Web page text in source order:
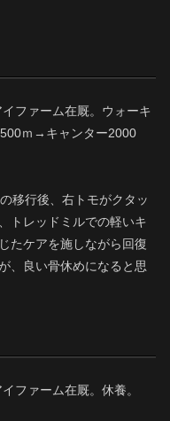
ファーム在厩。ウォーキ
ｍ→キャンター2000
移行後、右トモがクタッ
トレッドミルでの軽いキ
たケアを施しながら回復
、良い骨休めになると思
ファーム在厩。休養。